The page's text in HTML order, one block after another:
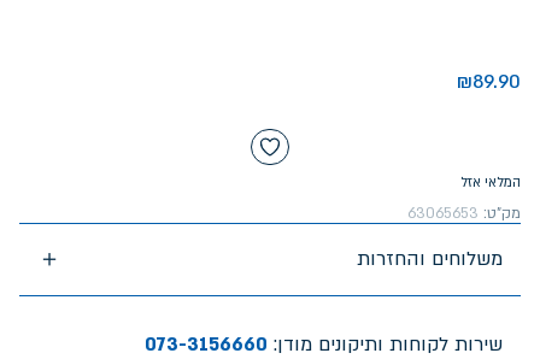
₪89.90
המלאי אזל
מק"ט: 63065653
משלוחים והחזרות
שירות לקוחות ותיקונים מודן: 073-3156660